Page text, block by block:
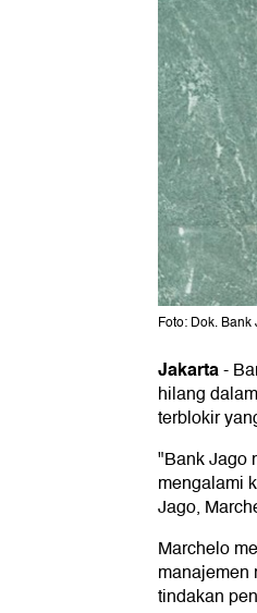
Foto: Dok. Bank
Jakarta-
hilang
terblokir
"Bank Jago
mengalami
Jago,
Marchelo
manajemen
tindakan